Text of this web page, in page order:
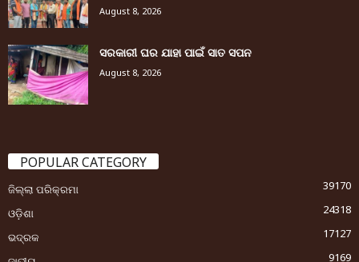
August 8, 2026
ସରକାରୀ ଘର ଯାହା ପାଇଁ ସାତ ସପନ
August 8, 2026
POPULAR CATEGORY
ଜିଲ୍ଲା ପରିକ୍ରମା
39170
ଓଡ଼ିଶା
24318
ଭଦ୍ରକ
17127
9169